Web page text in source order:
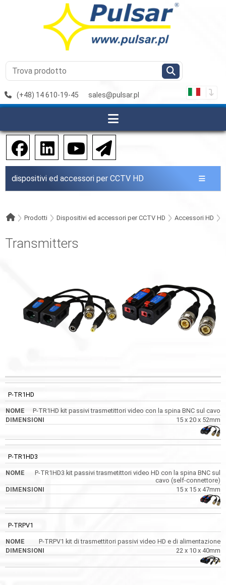
(+48) 14 610-19-45 sales@pulsar.pl
dispositivi ed accessori per CCTV HD
Prodotti Dispositivi ed accessori per CCTV HD Accessori HD
Transmitters
CODICE NOME DIMENSIONI IMMAGINI
P-TR1HD
P-TR1HD kit passivi trasmetittori video con la spina BNC sul cavo
15 x 20 x 52mm
P-TR1HD3
P-TR1HD3 kit passivi trasmetittori video HD con la spina BNC sul
cavo (self-connettore)
15 x 15 x 47mm
P-TRPV1
P-TRPV1 kit di trasmettitori passivi video HD e di alimentazione
22 x 10 x 40mm